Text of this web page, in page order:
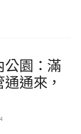
公園：滿
通來，